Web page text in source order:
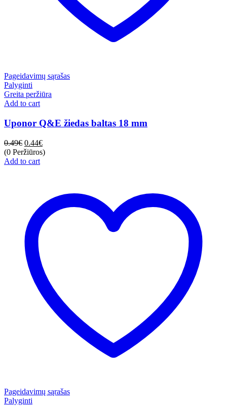
Pageidavimų sąrašas
Palyginti
Greita peržiūra
Add to cart
Uponor Q&E žiedas baltas 18 mm
0.49€ 0.44€
(0 Peržiūros)
Add to cart
Pageidavimų sąrašas
Palyginti